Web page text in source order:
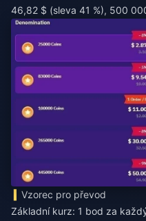
46,82 $ (sleva 41 %), 500
Vzorec pro převod
Základní kurz: 1 bod za